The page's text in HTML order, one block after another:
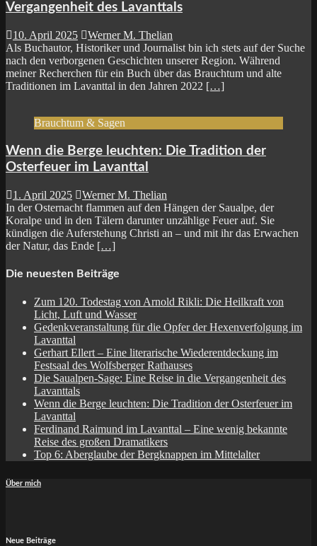
Vergangenheit des Lavanttals
10. April 2025
Werner M. Thelian
Als Buchautor, Historiker und Journalist bin ich stets auf der Suche
nach den verborgenen Geschichten unserer Region. Während
meiner Recherchen für ein Buch über das Brauchtum und alte
Traditionen im Lavanttal in den Jahren 2022 […]
Brauchtum & Sagen
Wenn die Berge leuchten: Die Tradition der
Osterfeuer im Lavanttal
1. April 2025
Werner M. Thelian
In der Osternacht flammen auf den Hängen der Saualpe, der
Koralpe und in den Tälern darunter unzählige Feuer auf. Sie
kündigen die Auferstehung Christi an – und mit ihr das Erwachen
der Natur, das Ende […]
Die neuesten Beiträge
Zum 120. Todestag von Arnold Rikli: Die Heilkraft von
Licht, Luft und Wasser
Gedenkveranstaltung für die Opfer der Hexenverfolgung im
Lavanttal
Gerhart Ellert – Eine literarische Wiederentdeckung im
Festsaal des Wolfsberger Rathauses
Die Saualpen-Sage: Eine Reise in die Vergangenheit des
Lavanttals
Wenn die Berge leuchten: Die Tradition der Osterfeuer im
Lavanttal
Ferdinand Raimund im Lavanttal – Eine wenig bekannte
Reise des großen Dramatikers
Top 6: Aberglaube der Bergknappen im Mittelalter
Über mich
Neue Beiträge